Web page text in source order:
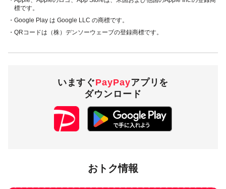
標です。
・Google Play は Google LLC の商標です。
・QRコードは（株）デンソーウェーブの登録商標です。
いますぐPayPayアプリを
ダウンロード
おトク情報